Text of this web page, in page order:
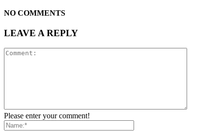
NO COMMENTS
LEAVE A REPLY
Please enter your comment!